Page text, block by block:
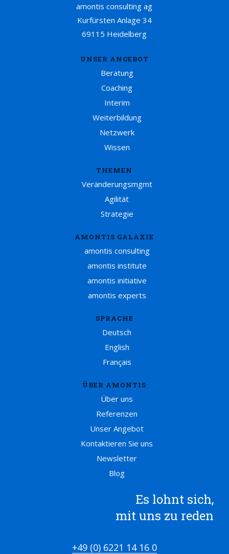
amontis consulting ag
Kurfürsten Anlage 34
69115 Heidelberg
UNSER ANGEBOT
Beratung
Coaching
Interim
Weiterbildung
Netzwerk
Wissen
THEMEN
Veränderungsmgmt
Agilität
Strategie
AMONTIS GALAXIE
amontis consulting
amontis institute
amontis initiative
amontis experts
SPRACHE
Deutsch
English
Français
ÜBER AMONTIS
Über uns
Referenzen
Unser Angebot
Kontaktieren Sie uns
Newsletter
Blog
Es lohnt sich,
mit uns zu reden
+49 (0) 6221 14 16 0